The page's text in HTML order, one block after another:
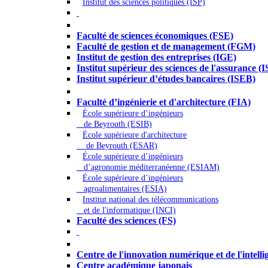
Institut des sciences politiques (ISP)
Faculté de sciences économiques (FSE)
Faculté de gestion et de management (FGM)
Institut de gestion des entreprises (IGE)
Institut supérieur des sciences de l'assurance
Institut supérieur d’études bancaires (ISEB)
Faculté d’ingénierie et d'architecture (FIA)
École supérieure d’ingénieurs
de Beyrouth (ESIB)
École supérieure d'architecture
de Beyrouth (ESAR)
École supérieure d’ingénieurs
d’agronomie méditerranéenne (ESIAM)
École supérieure d’ingénieurs
agroalimentaires (ESIA)
Institut national des télécommunications
et de l'informatique (INCI)
Faculté des sciences (FS)
Centre de l'innovation numérique et de
Centre académique japonais